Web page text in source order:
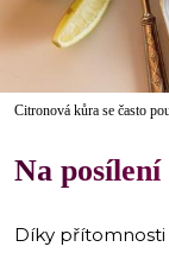
Citronová kůra se často
Na
Díky přítomnosti